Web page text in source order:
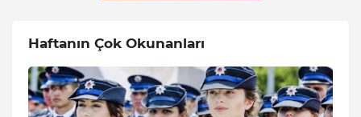
Haftanın Çok Okunanları